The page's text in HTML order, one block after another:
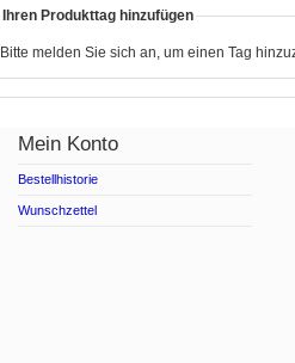
Ihren Produkttag hinzufügen
Bitte melden Sie sich an, um einen Tag
Mein Konto
Bestellhistorie
Wunschzettel